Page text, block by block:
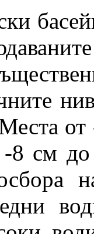
8 см до